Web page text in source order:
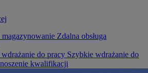
Zdalna obsługa
do pracy Szybkie wdrażanie do
kwalifikacji